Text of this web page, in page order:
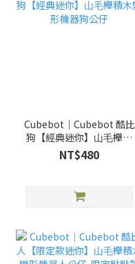
Cubebot｜Cubebot 酷比
狗【經典迷你】⼭⽑櫸積
⽊變形機器狗公仔
NT$480